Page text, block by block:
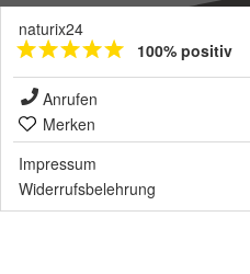
naturix24
100% positiv
Anrufen
Merken
Impressum
Widerrufsbelehrung